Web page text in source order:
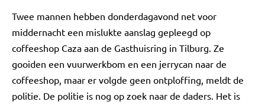
Twee mannen hebben donderdagavond net voor
middernacht een mislukte aanslag gepleegd op
coffeeshop Caza aan de Gasthuisring in Tilburg. Ze
gooiden een vuurwerkbom en een jerrycan naar de
coffeeshop, maar er volgde geen ontploffing, meldt de
politie. De politie is nog op zoek naar de daders. Het is